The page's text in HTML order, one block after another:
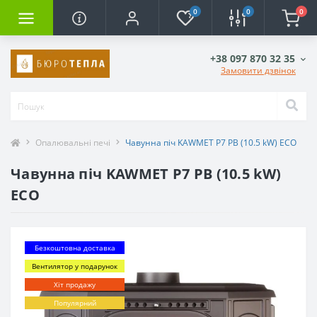
0 0 0
+38 097 870 32 35
Замовити дзвінок
Опалювальні печі Чавунна піч KAWMET P7 PB (10.5 kW) ECO
Чавунна піч KAWMET P7 PB (10.5 kW)
ECO
Безкоштовна доставка
Вентилятор у подарунок
Хіт продажу
Популярний